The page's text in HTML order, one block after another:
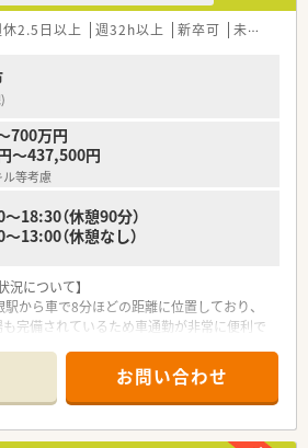
。
総中山駅から徒歩8分、京成中山駅から徒歩
す。どちらも徒歩圏内です。
薬局…閑静な住宅街にある医療モールの1階
・内科・耳鼻咽喉科・整形外科・歯科の5診療が
中！大手調剤薬局の出身者も在籍していま
整っています…有給休暇100％消化、残業は
無し、年間休日125日です！
できます。
員は30名程の小規模な会社です。
社員を第一に考える方です。信頼関係を大切
休2.5日以上 週32h以上 新卒可 未経験可
700万円
～437,500円
等考慮
18:30（休憩90分）
（休憩なし）
況について】
から車で8分ほどの距離に位置しており、
完備されているため車通勤が非常に便利で
皮膚科をメインに1日平均220枚ほど応需し
科目の処方箋にも触れることが可能です。
非常勤1名の体制で運営しており、1人当た
するために今回新たな増員を急募していま
お問い合わせ